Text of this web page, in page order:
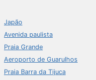
Japão
Avenida paulista
Praia Grande
Aeroporto de Guarulhos
Praia Barra da Tijuca